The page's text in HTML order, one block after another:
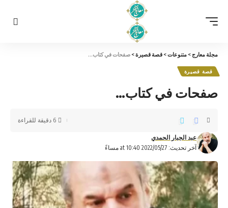
مجلة معارج> متنوعات> قصة قصيرة> صفحات في كتاب…
قصة قصيرة
صفحات في كتاب…
آخر تحديث: 2022/05/27 at 10:40 مساءً
عبد الجبار الحمدي
6 دقيقة للقراءة